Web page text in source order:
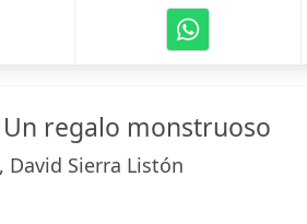
Un regalo monstruoso
David Sierra Listón